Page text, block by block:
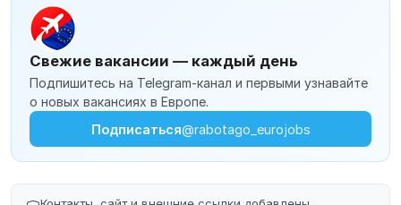
Свежие вакансии — каждый день
Подпишитесь на Telegram-канал и первыми узнавайте
о новых вакансиях в Европе.
Подписаться@rabotago_eurojobs